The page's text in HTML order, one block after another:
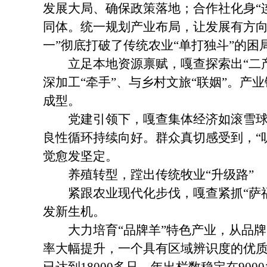
发展大局、确保政策落地；合作社化身
同体。统一规划产业布局，让发展有方
一”彻底打破了传统农业“单打独斗”的
立足本地资源禀赋，嘎查探索出“二
深加工“牵手”、与乡村文旅“联姻”。产
成型。
党建引领下，嘎查集体经济如滚雪球
良性循环持续向好。群众真切感受到，
觉愈发坚定。
养殖转型，蹚出传统牧业“升级路”
紧跟农业现代化步伐，嘎查紧抓“萨
发新生机。
大力培育“品牌羊”特色产业，从品牌
率大幅提升，一个具有区域辨识度的优